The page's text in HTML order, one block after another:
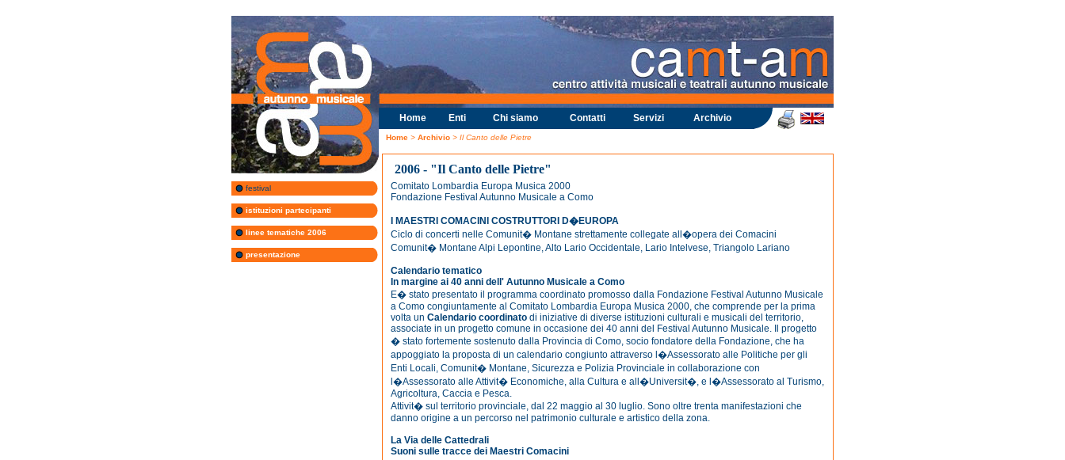
festival
istituzioni partecipanti
linee tematiche 2006
presentazione
Home Enti Chi siamo Contatti Servizi Archivio
Home > Archivio > Il Canto delle Pietre
2006 - "Il Canto delle Pietre"
Comitato Lombardia Europa Musica 2000
Fondazione Festival Autunno Musicale a Como
I MAESTRI COMACINI COSTRUTTORI D�EUROPA
Ciclo di concerti nelle Comunit� Montane strettamente collegate all�opera dei Comacini
Comunit� Montane Alpi Lepontine, Alto Lario Occidentale, Lario Intelvese, Triangolo Lariano
Calendario tematico
In margine ai 40 anni dell' Autunno Musicale a Como
E� stato presentato il programma coordinato promosso dalla Fondazione Festival Autunno Musicale
a Como congiuntamente al Comitato Lombardia Europa Musica 2000, che comprende per la prima
volta un Calendario coordinato di iniziative di diverse istituzioni culturali e musicali del territorio,
associate in un progetto comune in occasione dei 40 anni del Festival Autunno Musicale. Il progetto
� stato fortemente sostenuto dalla Provincia di Como, socio fondatore della Fondazione, che ha
appoggiato la proposta di un calendario congiunto attraverso l�Assessorato alle Politiche per gli
Enti Locali, Comunit� Montane, Sicurezza e Polizia Provinciale in collaborazione con
l�Assessorato alle Attivit� Economiche, alla Cultura e all�Universit�, e l�Assessorato al Turismo,
Agricoltura, Caccia e Pesca.
Attivit� sul territorio provinciale, dal 22 maggio al 30 luglio. Sono oltre trenta manifestazioni che
danno origine a un percorso nel patrimonio culturale e artistico della zona.
La Via delle Cattedrali
Suoni sulle tracce dei Maestri Comacini